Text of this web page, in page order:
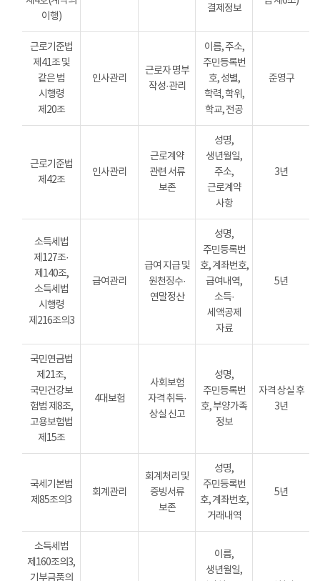
이행)
결제정보
근로기준법
제41조 및
같은 법
시행령
제20조
인사관리
근로자 명부
작성·관리
이름, 주소,
주민등록번
호, 성별,
학력, 학위,
학교, 전공
준영구
근로기준법
제42조
인사관리
근로계약
관련 서류
보존
성명,
생년월일,
주소,
근로계약
사항
3년
소득세법
제127조·
제140조,
소득세법
시행령
제216조의3
급여관리
급여 지급 및
원천징수·
연말정산
성명,
주민등록번
호, 계좌번호,
급여내역,
소득·
세액공제
자료
5년
국민연금법
제21조,
국민건강보
험법 제8조,
고용보험법
제15조
4대보험
사회보험
자격 취득·
상실 신고
성명,
주민등록번
호, 부양가족
정보
자격 상실 후
3년
국세기본법
제85조의3
회계관리
회계처리 및
증빙서류
보존
성명,
주민등록번
호, 계좌번호,
거래내역
5년
소득세법
제160조의3,
기부금품의
이름,
생년월일,